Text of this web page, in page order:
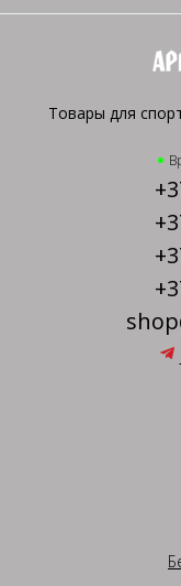
Товары для